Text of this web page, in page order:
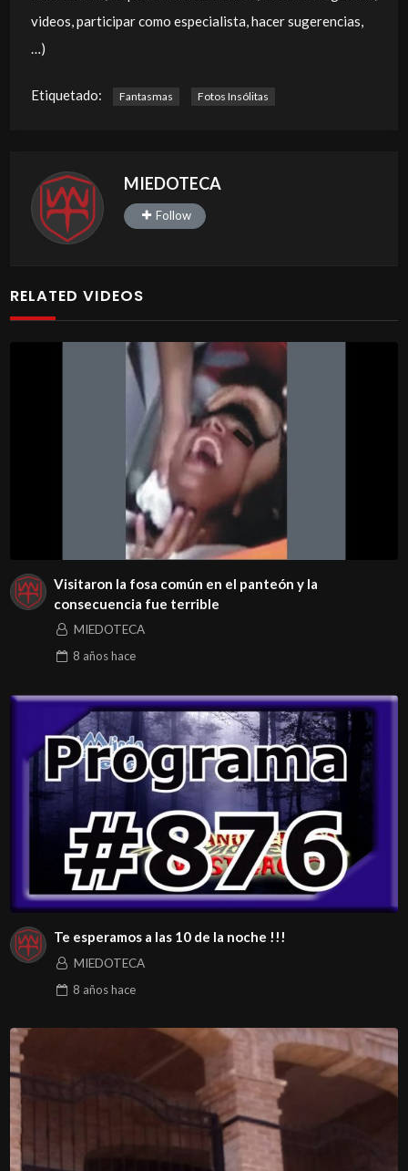
videos, participar como especialista, hacer sugerencias,
…)
Etiquetado: Fantasmas Fotos Insólitas
MIEDOTECA
Follow
RELATED VIDEOS
Visitaron la fosa común en el panteón y la
consecuencia fue terrible
MIEDOTECA
8 añoshace
Te esperamos a las 10 de la noche !!!
MIEDOTECA
8 añoshace